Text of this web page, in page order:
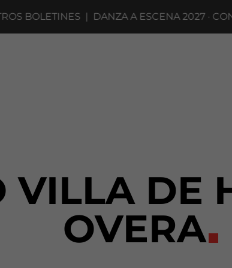
BOLETINES|DANZA A ESCENA 2027 ·
VILLA DE
OVERA